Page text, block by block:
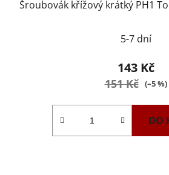
Šroubovák křížový krátký PH1
5-7 dní
143 Kč
151 Kč (–5 %)
DO